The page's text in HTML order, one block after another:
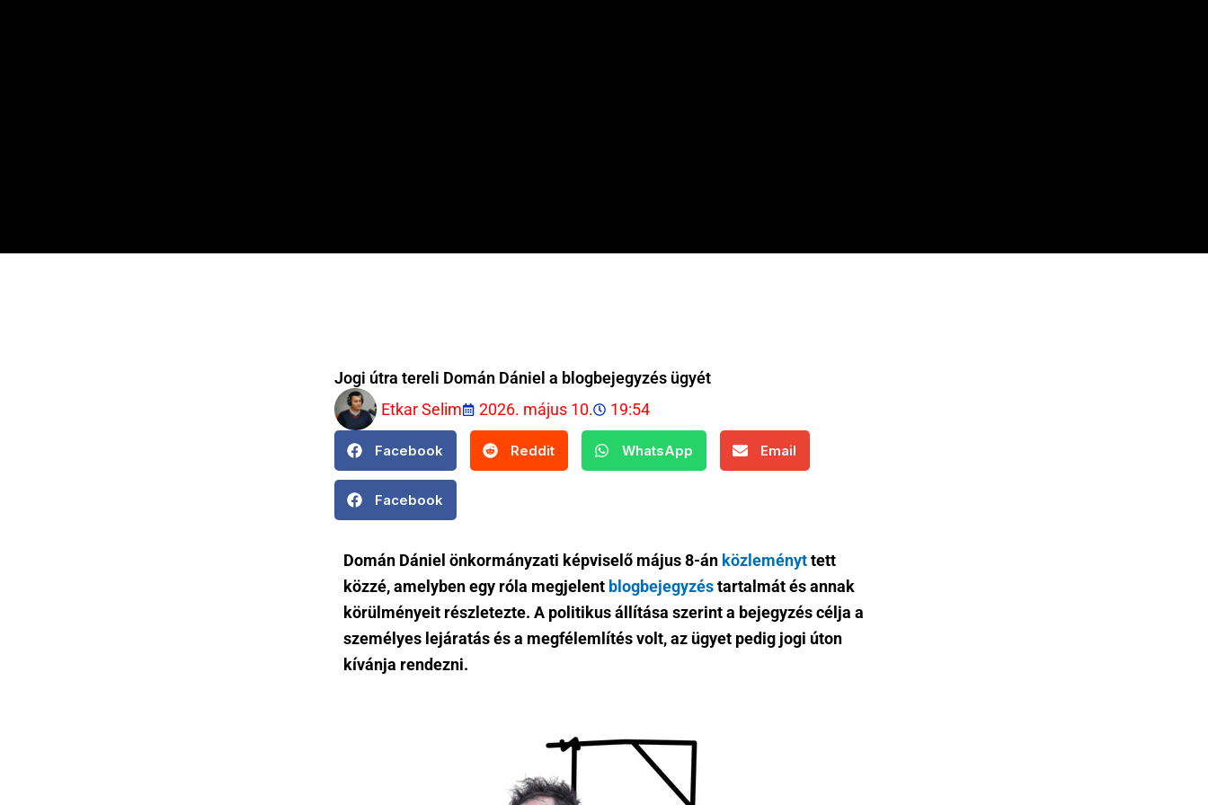
Jogi útra tereli Domán Dániel a blogbejegyzés ügyét
Etkar Selim
2026. május 10. 19:54
Facebook Reddit WhatsApp Email
Facebook
Domán Dániel önkormányzati képviselő május 8-án közleményttett
közzé, amelyben egy róla megjelent blogbejegyzéstartalmát és annak
körülményeit részletezte. A politikus állítása szerint a bejegyzés célja a
személyes lejáratás és a megfélemlítés volt, az ügyet pedig jogi úton
kívánja rendezni.